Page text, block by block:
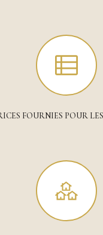
FOURNIES POUR